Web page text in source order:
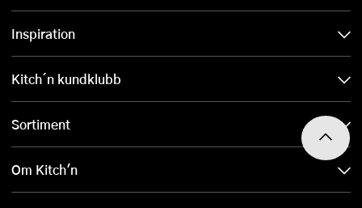
Inspiration
Kitch´n kundklubb
Sortiment
Om Kitch'n